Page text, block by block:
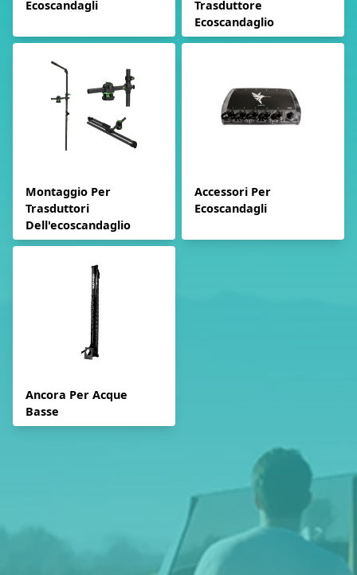
Ecoscandagli
Trasduttore
Ecoscandaglio
Montaggio Per
Trasduttori
Dell'ecoscandaglio
Accessori Per
Ecoscandagli
Ancora Per Acque
Basse